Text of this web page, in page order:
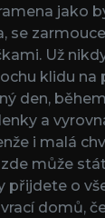
jako
se
Už
klidu na
den,
a
i malá
může
přijdete o
domů,